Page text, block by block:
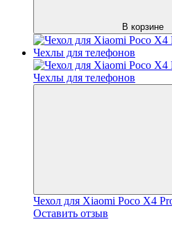
В корзине
Чехол для Xiaomi Poco X4
Оставить отзыв